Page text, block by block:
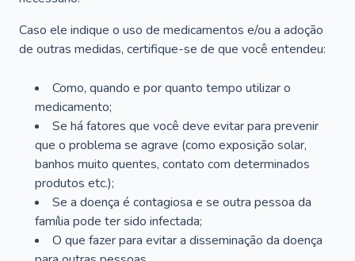
Caso ele indique o uso de medicamentos e/ou a adoção
de outras medidas, certifique-se de que você entendeu:
Como, quando e por quanto tempo utilizar o
medicamento;
Se há fatores que você deve evitar para prevenir
que o problema se agrave (como exposição solar,
banhos muito quentes, contato com determinados
produtos etc.);
Se a doença é contagiosa e se outra pessoa da
família pode ter sido infectada;
O que fazer para evitar a disseminação da doença